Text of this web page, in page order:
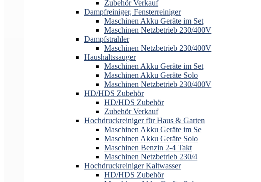
Zubehör Verkauf
Dampfreiniger, Fensterreiniger
Maschinen Akku Geräte im Set
Maschinen Netzbetrieb 230/400V
Dampfstrahler
Maschinen Netzbetrieb 230/400V
Haushaltssauger
Maschinen Akku Geräte im Set
Maschinen Akku Geräte Solo
Maschinen Netzbetrieb 230/400V
HD/HDS Zubehör
HD/HDS Zubehör
Zubehör Verkauf
Hochdruckreiniger für Haus & Garten
Maschinen Akku Geräte im Se
Maschinen Akku Geräte Solo
Maschinen Benzin 2-4 Takt
Maschinen Netzbetrieb 230/4
Hochdruckreiniger Kaltwasser
HD/HDS Zubehör